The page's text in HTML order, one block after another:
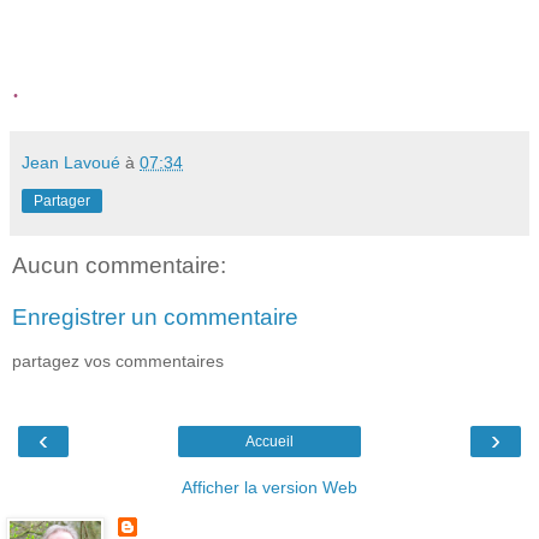
.
Jean Lavoué à 07:34
Partager
Aucun commentaire:
Enregistrer un commentaire
partagez vos commentaires
‹ ›
Accueil
Afficher la version Web